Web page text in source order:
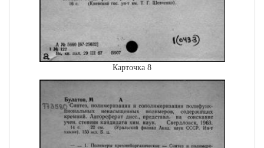
Карточка 8